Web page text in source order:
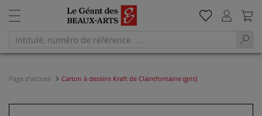
Page d'accueil Carton à dessins Kraft de Clairefontaine (gris)